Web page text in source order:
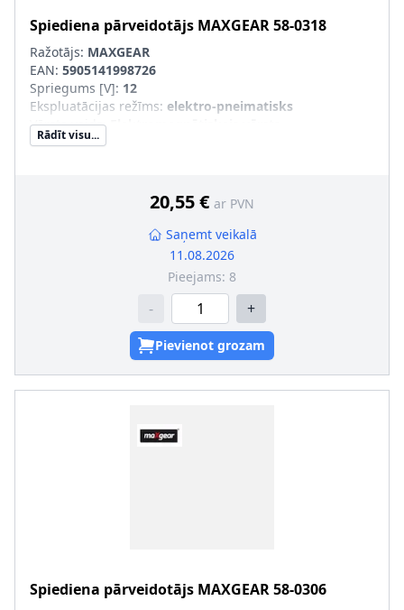
Spiediena pārveidotājs MAXGEAR58-0318
Ražotājs: MAXGEAR
EAN: 5905141998726
Spriegums [V]: 12
Ekspluatācijas režīms: elektro-pneimatisks
Vārsta veids:
Rādīt visu...
20,55 € ar PVN
Saņemt veikalā
11.08.2026
Pieejams: 8
- +
Pievienot grozam
Spiediena pārveidotājs MAXGEAR58-0306